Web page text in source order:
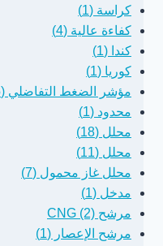
كراسة (1)
كفاءة عالية (4)
كندا (1)
كوريا (1)
مؤشر الضغط التفاضلي (5)
محدود (1)
محلل (18)
محلل (11)
محلل غاز محمول (7)
مدخل (1)
مرشح CNG (2)
مرشح الإعصار (1)